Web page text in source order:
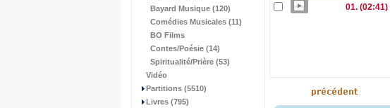
Bayard Musique (120)
Comédies Musicales (11)
BO Films
Contes/Poésie (14)
Spiritualité/Prière (53)
Vidéo
Partitions (5510)
Livres (795)
01.